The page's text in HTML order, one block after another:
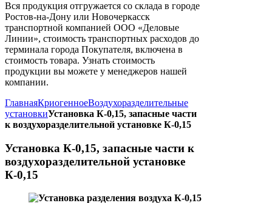
Вся продукция отгружается со склада в городе
Ростов-на-Дону или Новочеркасск
транспортной компанией ООО «Деловые
Линии», стоимость транспортных расходов до
терминала города Покупателя, включена в
стоимость товара. Узнать стоимость
продукции вы можете у менеджеров нашей
компании.
ГлавнаяКриогенноеВоздухоразделительные
установкиУстановка К-0,15, запасные части
к воздухоразделительной установке К-0,15
Установка К-0,15, запасные части к
воздухоразделительной установке
К-0,15